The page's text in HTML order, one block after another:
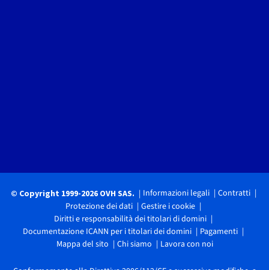
© Copyright 1999-2026 OVH SAS. Informazioni legali
Contratti
Protezione dei dati
Gestire i cookie
Diritti e responsabilità dei titolari di domini
Documentazione ICANN per i titolari dei domini
Pagamenti
Mappa del sito
Chi siamo Lavora con noi